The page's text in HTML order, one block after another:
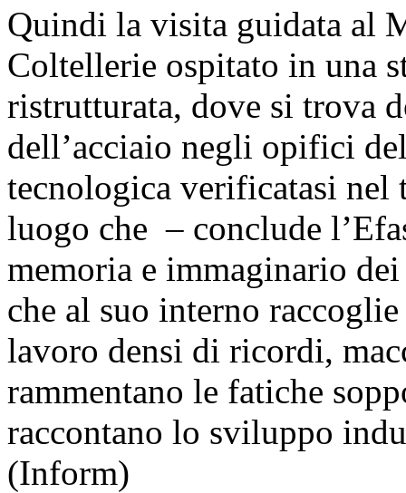
Quindi la visita guidata al
Coltellerie ospitato in una
ristrutturata, dove si trova
dell’acciaio negli opifici
tecnologica verificatasi nel
luogo che – conclude
memoria e immaginario
che al suo interno
lavoro densi di ricordi,
rammentano le fatiche
raccontano lo sviluppo
(Inform)